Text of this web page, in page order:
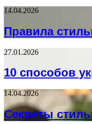
14.04.2026
Правила
27.01.2026
10 способов
14.04.2026
Секреты